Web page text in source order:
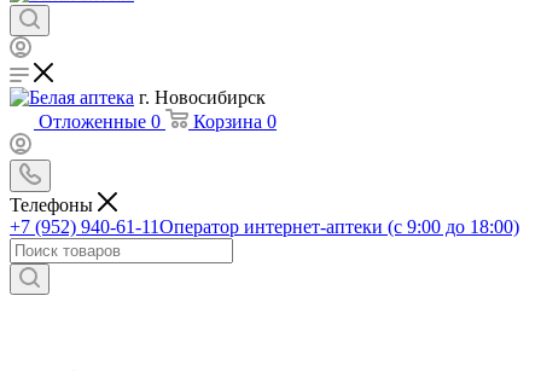
г. Новосибирск
Отложенные 0 Корзина 0
Телефоны
+7 (952) 940-61-11Оператор интернет-аптеки (с 9:00 до 18:00)